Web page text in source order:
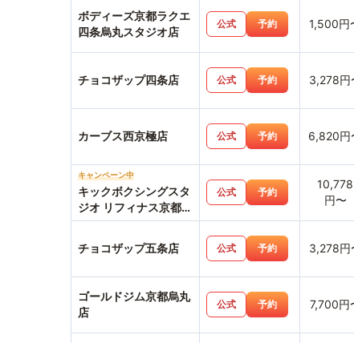
ボディーズ京都ラクエ
四条烏丸スタジオ店
公式 予約 1,500円
チョコザップ四条店 公式 予約 3,278円
カーブス西京極店 公式 予約 6,820円
キャンペーン中
キックボクシングスタ
ジオ リフィナス京都烏
丸店
公式 予約
10,778
円〜
チョコザップ五条店 公式 予約 3,278円
ゴールドジム京都烏丸
店
公式 予約 7,700円